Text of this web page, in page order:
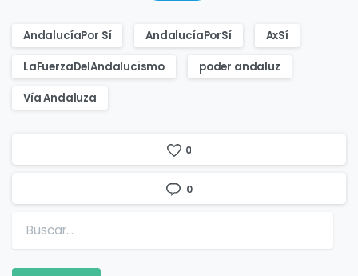
AndalucíaPor Sí AndalucíaPorSí AxSí
LaFuerzaDelAndalucismo poder andaluz
Vía Andaluza
0
0
Buscar: